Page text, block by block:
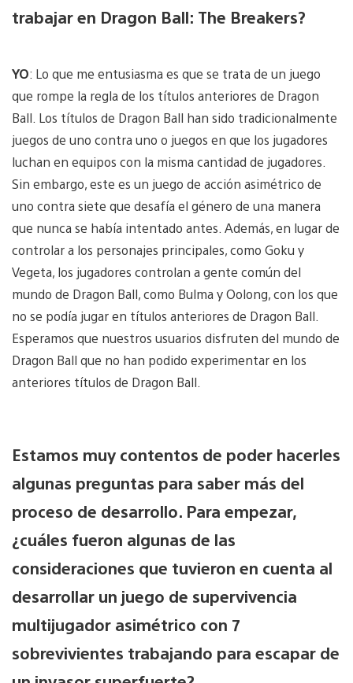
trabajar en Dragon Ball: The Breakers?
YO: Lo que me entusiasma es que se trata de un juego
que rompe la regla de los títulos anteriores de Dragon
Ball. Los títulos de Dragon Ball han sido tradicionalmente
juegos de uno contra uno o juegos en que los jugadores
luchan en equipos con la misma cantidad de jugadores.
Sin embargo, este es un juego de acción asimétrico de
uno contra siete que desafía el género de una manera
que nunca se había intentado antes. Además, en lugar de
controlar a los personajes principales, como Goku y
Vegeta, los jugadores controlan a gente común del
mundo de Dragon Ball, como Bulma y Oolong, con los que
no se podía jugar en títulos anteriores de Dragon Ball.
Esperamos que nuestros usuarios disfruten del mundo de
Dragon Ball que no han podido experimentar en los
anteriores títulos de Dragon Ball.
Estamos muy contentos de poder hacerles
algunas preguntas para saber más del
proceso de desarrollo. Para empezar,
¿cuáles fueron algunas de las
consideraciones que tuvieron en cuenta al
desarrollar un juego de supervivencia
multijugador asimétrico con 7
sobrevivientes trabajando para escapar de